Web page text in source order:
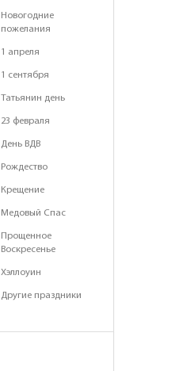
Новогодние
пожелания
1 апреля
1 сентября
Татьянин день
23 февраля
День ВДВ
Рождество
Крещение
Медовый Спас
Прощенное
Воскресенье
Хэллоуин
Другие праздники